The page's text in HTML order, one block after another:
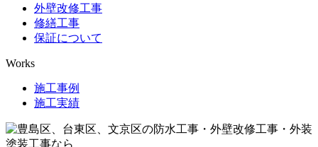
外壁改修工事
修繕工事
保証について
Works
施工事例
施工実績